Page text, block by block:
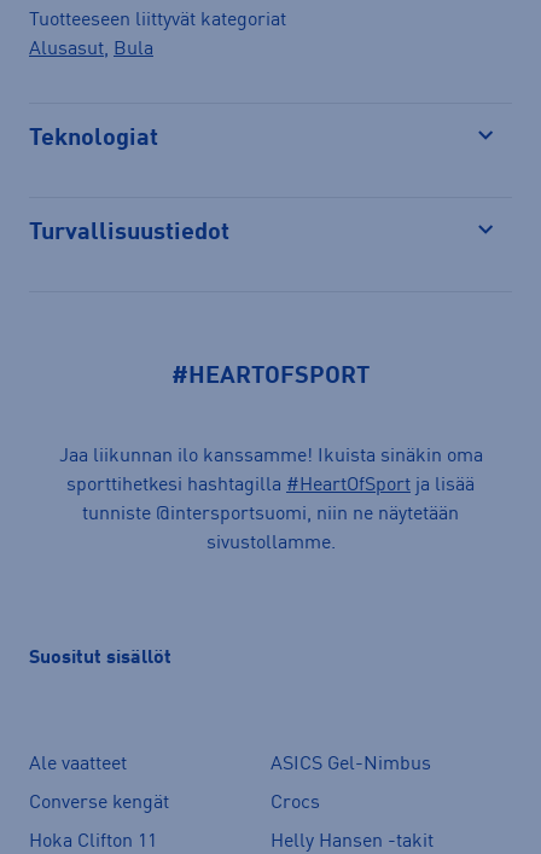
Tuotteeseen liittyvät kategoriat
Alusasut, Bula
Teknologiat
Turvallisuustiedot
#HEARTOFSPORT
Jaa liikunnan ilo kanssamme! Ikuista sinäkin oma
sporttihetkesi hashtagilla #HeartOfSport ja lisää
tunniste @intersportsuomi, niin ne näytetään
sivustollamme.
Suositut sisällöt
Ale vaatteet
ASICS Gel-Nimbus
Converse kengät
Crocs
Hoka Clifton 11
Helly Hansen -takit